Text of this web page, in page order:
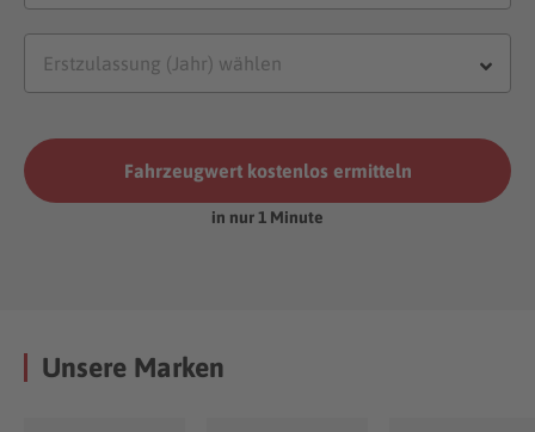
Fahrzeugwert kostenlos ermitteln
in nur 1 Minute
Unsere Marken